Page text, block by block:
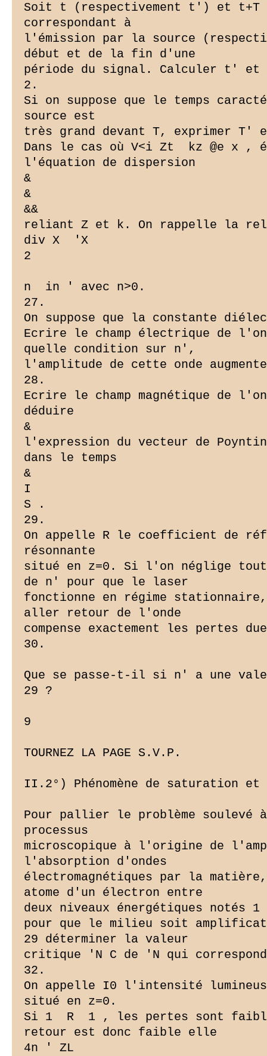
Soit t (respectivement t') et
correspondant à
l'émission par la source
début et de la fin d'une
période du signal. Calculer t' et
2.
Si on suppose que le temps
source est
très grand devant T, exprimer T'
Dans le cas où V<i Zt  kz @e x ,
l'équation de dispersion
&
&
&&
reliant Z et k. On rappelle la
div X  'X
2
n  in ' avec n>0.
27.
On suppose que la constante
Ecrire le champ électrique de
quelle condition sur n',
l'amplitude de cette onde
28.
Ecrire le champ magnétique de
déduire
&
l'expression du vecteur de
dans le temps
&
I
S .
29.
On appelle R le coefficient de
résonnante
situé en z=0. Si l'on néglige
de n' pour que le laser
fonctionne en régime
aller retour de l'onde
compense exactement les pertes
30.
Que se passe-t-il si n' a une
29 ?
9
TOURNEZ LA PAGE S.V.P.
II.2°) Phénomène de saturation
Pour pallier le problème
processus
microscopique à l'origine de
l'absorption d'ondes
électromagnétiques par la
atome d'un électron entre
deux niveaux énergétiques notés
pour que le milieu soit
29 déterminer la valeur
critique 'N C de 'N qui
32.
On appelle I0 l'intensité
situé en z=0.
Si 1  R  1 , les pertes sont
retour est donc faible elle
4n ' ZL